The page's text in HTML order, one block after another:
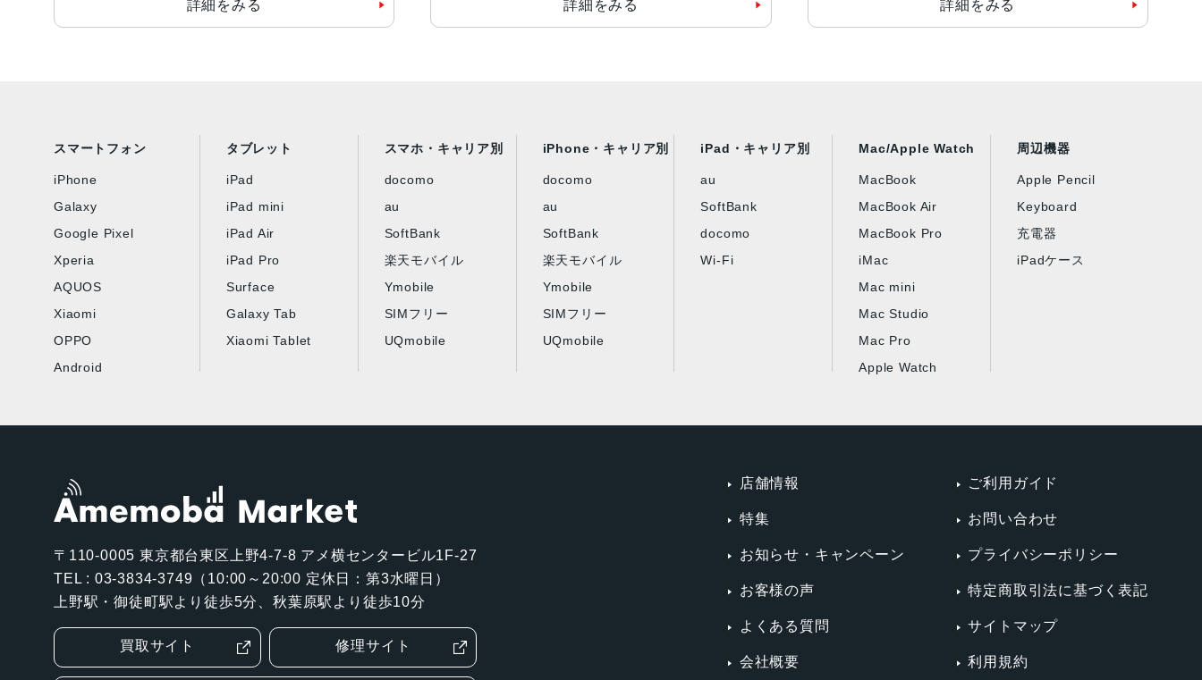
詳細をみる 詳細をみる 詳細をみる
スマートフォン
iPhone
Galaxy
Google Pixel
Xperia
AQUOS
Xiaomi
OPPO
Android
タブレット
iPad
iPad mini
iPad Air
iPad Pro
Surface
Galaxy Tab
Xiaomi Tablet
スマホ・キャリア別
docomo
au
SoftBank
楽天モバイル
Ymobile
SIMフリー
UQmobile
iPhone・キャリア別
docomo
au
SoftBank
楽天モバイル
Ymobile
SIMフリー
UQmobile
iPad・キャリア別
au
SoftBank
docomo
Wi-Fi
Mac/Apple Watch
MacBook
MacBook Air
MacBook Pro
iMac
Mac mini
Mac Studio
Mac Pro
Apple Watch
周辺機器
Apple Pencil
Keyboard
充電器
iPadケース
〒110-0005 東京都台東区上野4-7-8 アメ横センタービル1F-27
TEL : 03-3834-3749（10:00～20:00 定休日：第3水曜日）
上野駅・御徒町駅より徒歩5分、秋葉原駅より徒歩10分
買取サイト 修理サイト
店舗情報
特集
お知らせ・キャンペーン
お客様の声
よくある質問
会社概要
ご利用ガイド
お問い合わせ
プライバシーポリシー
特定商取引法に基づく表記
サイトマップ
利用規約